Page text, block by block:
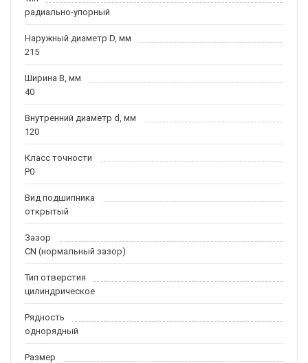
радиально-упорный
Наружный диаметр D, мм
215
Ширина B, мм
40
Внутренний диаметр d, мм
120
Класс точности
P0
Вид подшипника
открытый
Зазор
CN (нормальный зазор)
Тип отверстия
цилиндрическое
Рядность
однорядный
Размер